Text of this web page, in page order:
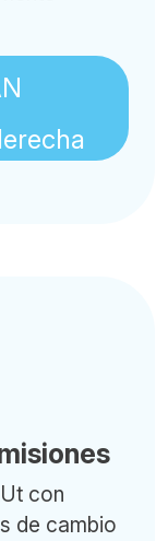
con
de cambio